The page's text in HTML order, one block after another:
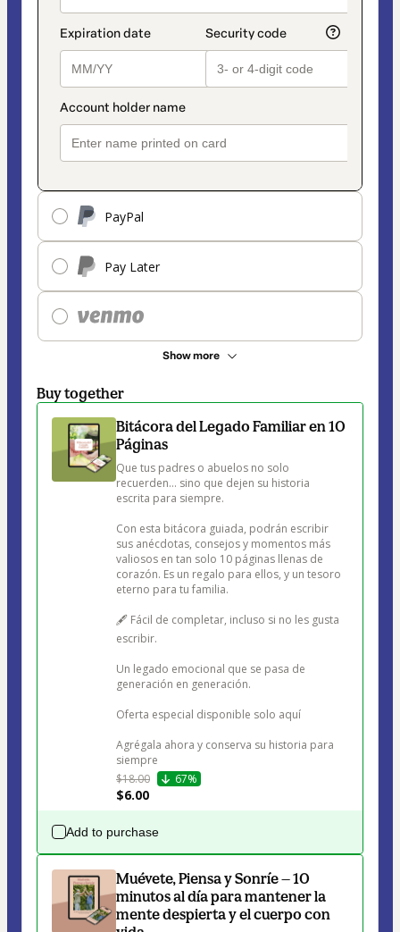
PayPal
Pay Later
Show more
Buy together
Bitácora del Legado Familiar en 10
Páginas
Que tus padres o abuelos no solo
recuerden… sino que dejen su historia
escrita para siempre.
Con esta bitácora guiada, podrán escribir
sus anécdotas, consejos y momentos más
valiosos en tan solo 10 páginas llenas de
corazón. Es un regalo para ellos, y un tesoro
eterno para tu familia.
🖋️ Fácil de completar, incluso si no les gusta
escribir.
Un legado emocional que se pasa de
generación en generación.
Oferta especial disponible solo aquí
Agrégala ahora y conserva su historia para
siempre
$18.00
67%
$6.00
Add to purchase
Muévete, Piensa y Sonríe — 10
minutos al día para mantener la
mente despierta y el cuerpo con